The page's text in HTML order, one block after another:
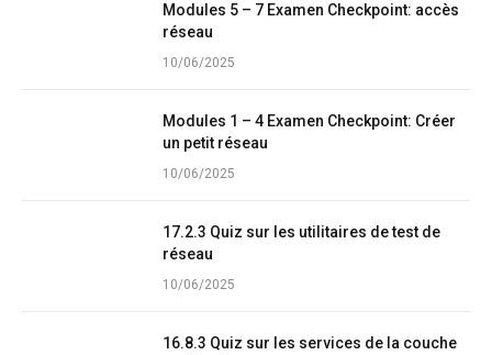
Modules 5 – 7 Examen Checkpoint: accès
réseau
10/06/2025
Modules 1 – 4 Examen Checkpoint: Créer
un petit réseau
10/06/2025
17.2.3 Quiz sur les utilitaires de test de
réseau
10/06/2025
16.8.3 Quiz sur les services de la couche